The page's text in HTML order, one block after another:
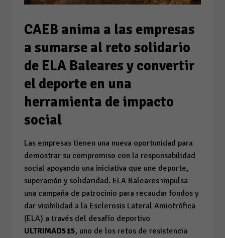
CAEB anima a las empresas
a sumarse al reto solidario
de ELA Baleares y convertir
el deporte en una
herramienta de impacto
social
Las empresas tienen una nueva oportunidad para
demostrar su compromiso con la responsabilidad
social apoyando una iniciativa que une deporte,
superación y solidaridad. ELA Baleares impulsa
una campaña de patrocinio para recaudar fondos y
dar visibilidad a la Esclerosis Lateral Amiotrófica
(ELA) a través del desafío deportivo
ULTRIMAD515, uno de los retos de resistencia